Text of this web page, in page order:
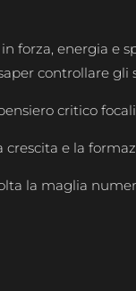
forza, energia e
controllare gli
critico
e la
la maglia